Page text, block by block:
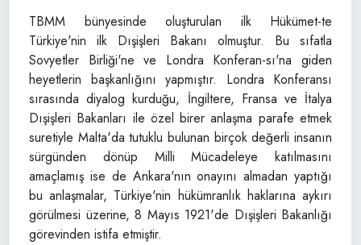
TBMM bünyesinde oluşturulan ilk Hükümet-te
Türkiye'nin ilk Dışişleri Bakanı olmuştur. Bu sıfatla
Sovyetler Birliği'ne ve Londra Konferan-sı'na giden
heyetlerin başkanlığını yapmıştır. Londra Konferansı
sırasında diyalog kurduğu, İngiltere, Fransa ve İtalya
Dışişleri Bakanları ile özel birer anlaşma parafe etmek
suretiyle Malta'da tutuklu bulunan birçok değerli insanın
sürgünden dönüp Milli Mücadeleye katılmasını
amaçlamış ise de Ankara'nın onayını almadan yaptığı
bu anlaşmalar, Türkiye'nin hükümranlık haklarına aykırı
görülmesi üzerine, 8 Mayıs 1921'de Dışişleri Bakanlığı
görevinden istifa etmiştir.